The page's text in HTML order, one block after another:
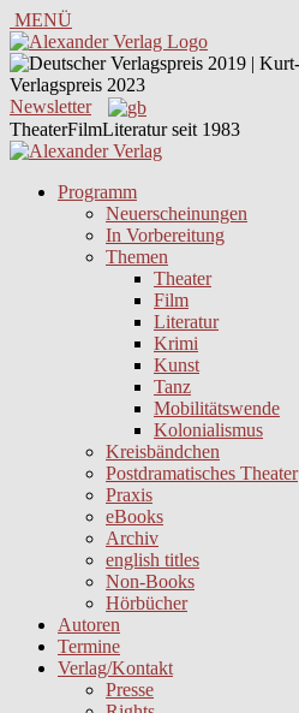
MENÜ
Newsletter
TheaterFilmLiteratur seit 1983
Programm
Neuerscheinungen
In Vorbereitung
Themen
Theater
Film
Literatur
Krimi
Kunst
Tanz
Mobilitätswende
Kolonialismus
Kreisbändchen
Postdramatisches Theater
Praxis
eBooks
Archiv
english titles
Non-Books
Hörbücher
Autoren
Termine
Verlag/Kontakt
Presse